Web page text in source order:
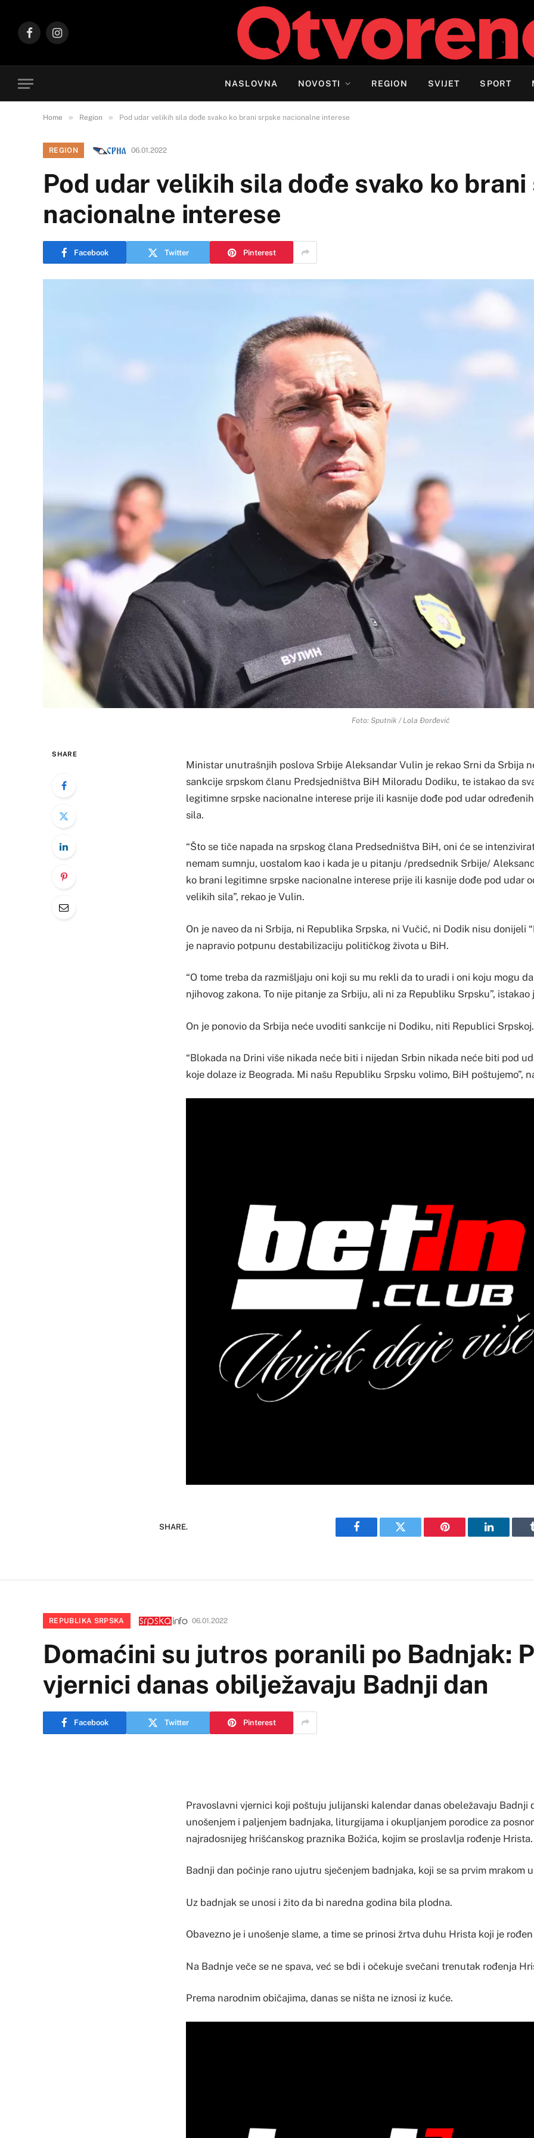
FacebookInstagram
NASLOVNA NOVOSTI REGION SVIJET SPORT
Home » Region » Pod udar velikih sila dođe svako ko brani srpske nacionalne interese
REGION 06.01.2022
Pod udar velikih sila dođe svako ko
nacionalne interese
Facebook Twitter Pinterest
Foto: Sputnik / Lola Đorđević
SHARE
Ministar unutrašnjih poslova Srbije Aleksandar Vulin je rekao Srni da Srbija
sankcije srpskom članu Predsjedništva BiH Miloradu Dodiku, te istakao da
legitimne srpske nacionalne interese prije ili kasnije dođe pod udar
sila.
“Što se tiče napada na srpskog člana Predsedništva BiH, oni će se
nemam sumnju, uostalom kao i kada je u pitanju /predsednik Srbije/
ko brani legitimne srpske nacionalne interese prije ili kasnije dođe pod udar
velikih sila”, rekao je Vulin.
On je naveo da ni Srbija, ni Republika Srpska, ni Vučić, ni Dodik nisu donijeli
je napravio potpunu destabilizaciju političkog života u BiH.
“O tome treba da razmišljaju oni koji su mu rekli da to uradi i oni koju mogu
njihovog zakona. To nije pitanje za Srbiju, ali ni za Republiku Srpsku”, istakao
On je ponovio da Srbija neće uvoditi sankcije ni Dodiku, niti Republici Srpskoj.
“Blokada na Drini više nikada neće biti i nijedan Srbin nikada neće biti pod
koje dolaze iz Beograda. Mi našu Republiku Srpsku volimo, BiH poštujemo”,
SHARE.
Facebook Twitter Pinterest LinkedIn
REPUBLIKA SRPSKA 06.01.2022
Domaćini su jutros poranili po Badnjak:
vjernici danas obilježavaju Badnji dan
Facebook Twitter Pinterest
Pravoslavni vjernici koji poštuju julijanski kalendar danas obeležavaju Badnji
unošenjem i paljenjem badnjaka, liturgijama i okupljanjem porodice za
najradosnijeg hrišćanskog praznika Božića, kojim se proslavlja rođenje Hrista.
Badnji dan počinje rano ujutru sječenjem badnjaka, koji se sa prvim mrakom
Uz badnjak se unosi i žito da bi naredna godina bila plodna.
Obavezno je i unošenje slame, a time se prinosi žrtva duhu Hrista koji je
Na Badnje veče se ne spava, već se bdi i očekuje svečani trenutak rođenja
Prema narodnim običajima, danas se ništa ne iznosi iz kuće.